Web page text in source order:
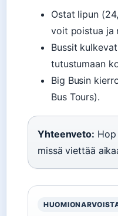
Ostat lipun
voit poistua ja
Bussit
tutustumaan
Big Busin
Bus Tours).
Yhteenveto:
missä viettää